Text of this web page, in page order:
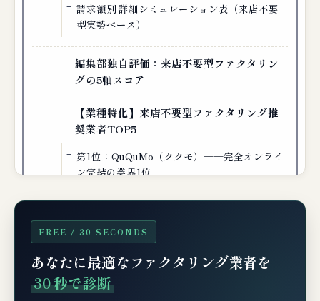
請求額別 詳細シミュレーション表（来店不要
型実勢ベース）
編集部独自評価：来店不要型ファクタリン
グの5軸スコア
【業種特化】来店不要型ファクタリング推
奨業者TOP5
第1位：QuQuMo（ククモ）──完全オンライ
ン完結の業界1位
第3位：ペイトナー（旧yup先払い）──フリ
第4位：labol（ラボル）──個人事業主・小口
の来店不要型定番
FREE / 30 SECONDS
あなたに最適なファクタリング業者を
30 秒で診断